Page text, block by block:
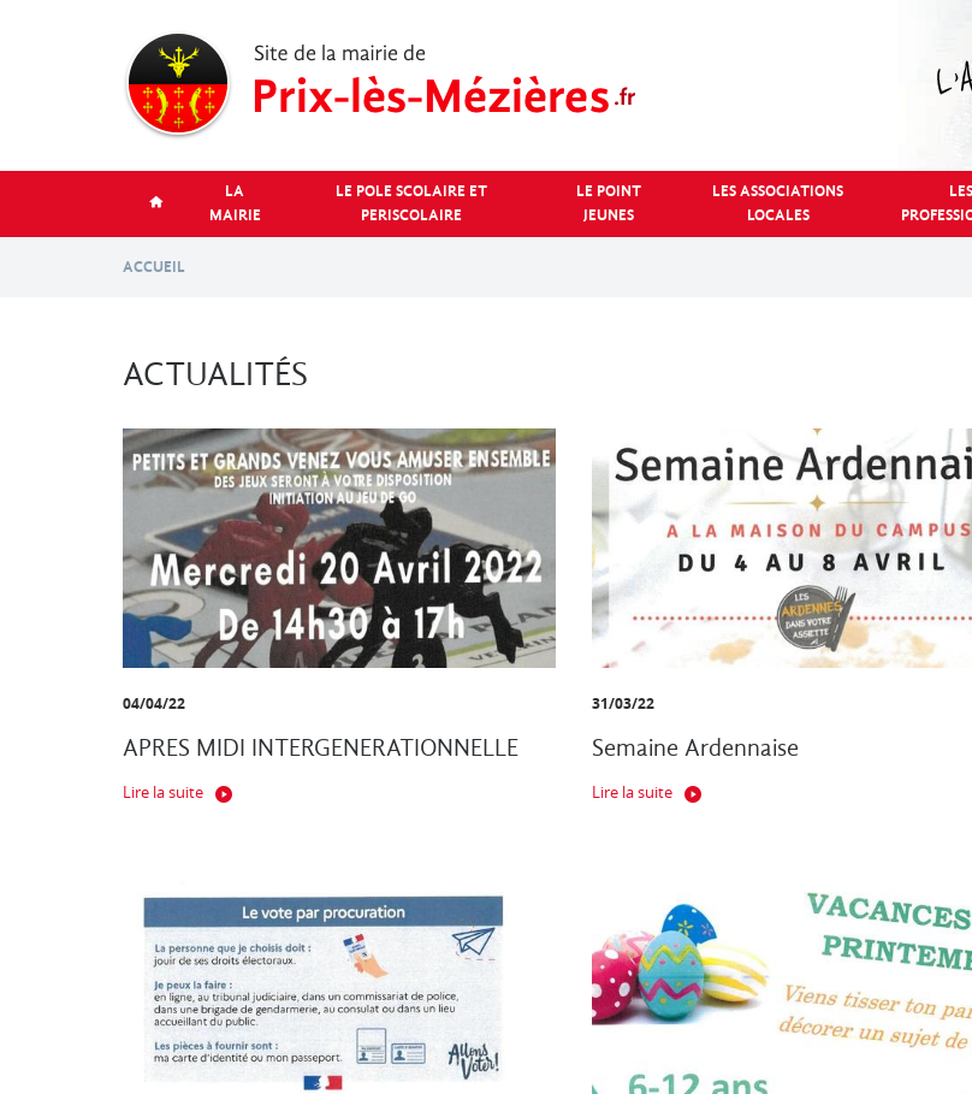
LA
MAIRIE
LE POLE SCOLAIRE ET
PERISCOLAIRE
LE POINT
JEUNES
LES ASSOCIATIONS
LOCALES
LES
ACCUEIL
ACTUALITÉS
04/04/22
APRES MIDI INTERGENERATIONNELLE
Lire la suite
31/03/22
Semaine Ardennaise
Lire la suite